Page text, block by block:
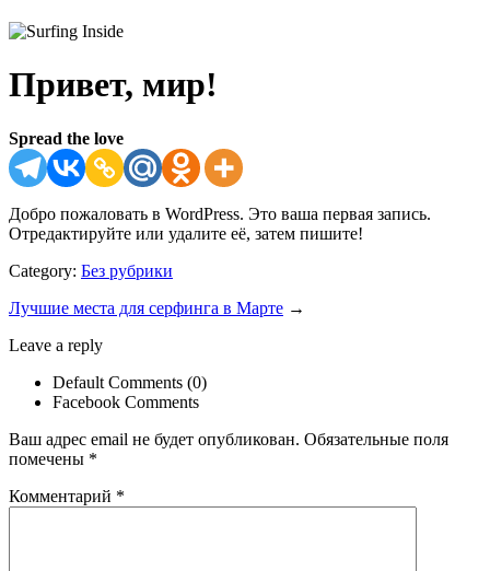
Привет, мир!
Spread the love
Добро пожаловать в WordPress. Это ваша первая запись.
Отредактируйте или удалите её, затем пишите!
Category: Без рубрики
Лучшие места для серфинга в Марте →
Leave a reply
Default Comments (0)
Facebook Comments
Ваш адрес email не будет опубликован. Обязательные поля
помечены *
Комментарий *